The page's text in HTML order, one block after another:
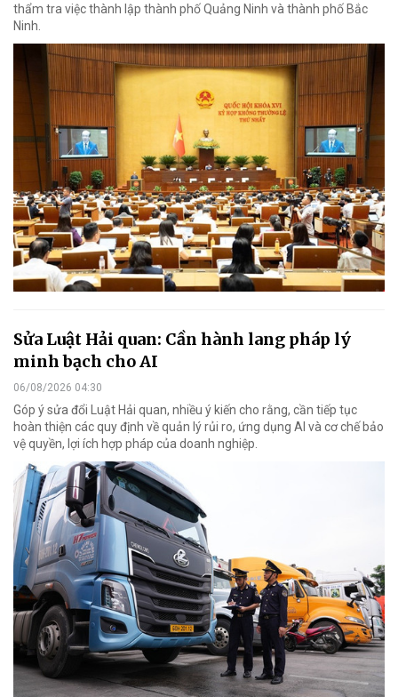
thẩm tra việc thành lập thành phố Quảng Ninh và thành phố Bắc
Ninh.
Sửa Luật Hải quan: Cần hành lang pháp lý
minh bạch cho AI
06/08/2026 04:30
Góp ý sửa đổi Luật Hải quan, nhiều ý kiến cho rằng, cần tiếp tục
hoàn thiện các quy định về quản lý rủi ro, ứng dụng AI và cơ chế bảo
vệ quyền, lợi ích hợp pháp của doanh nghiệp.